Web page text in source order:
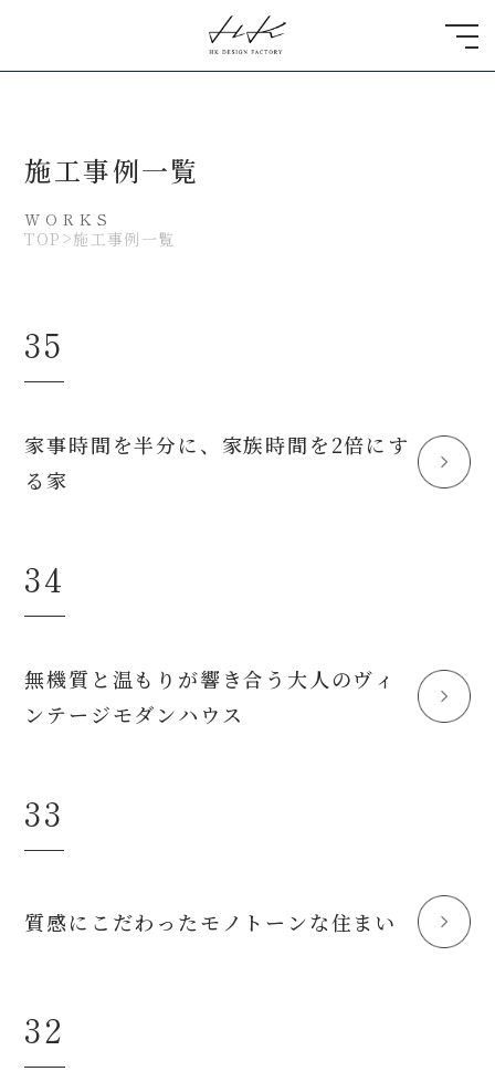
施工事例一覧
WORKS
TOP
施工事例一覧
35
家事時間を半分に、家族時間を2倍にす
る家
34
無機質と温もりが響き合う大人のヴィ
ンテージモダンハウス
33
質感にこだわったモノトーンな住まい
32